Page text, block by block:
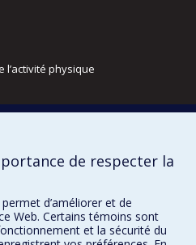
l’activité physique
de respecter la
d’améliorer et de
Web. Certains témoins sont
et la sécurité du